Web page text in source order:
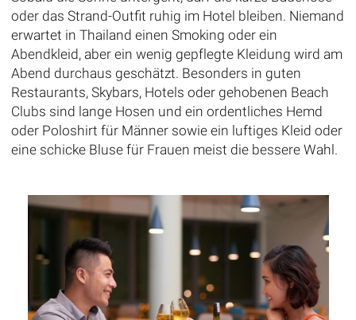
oder das Strand-Outfit ruhig im Hotel bleiben. Niemand
erwartet in Thailand einen Smoking oder ein
Abendkleid, aber ein wenig gepflegte Kleidung wird am
Abend durchaus geschätzt. Besonders in guten
Restaurants, Skybars, Hotels oder gehobenen Beach
Clubs sind lange Hosen und ein ordentliches Hemd
oder Poloshirt für Männer sowie ein luftiges Kleid oder
eine schicke Bluse für Frauen meist die bessere Wahl.